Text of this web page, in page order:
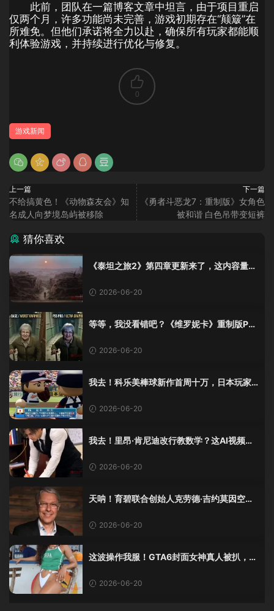
此前，团队在一篇博客文章中坦言，由于项目重启
仅两个月，许多功能尚未完善，游戏初期存在“颠簸”在
所难免。但他们承诺将全力以赴，确保所有玩家都能顺
利体验游戏，并持续进行优化与修复。
0
游戏新闻
上一篇
不给搞黄色！《动物森友会》知
名成人向梦境岛屿被移除
下一篇
《勇者斗恶龙7：重制版》女角色
被和谐 白色吊带变短裤
猜你喜欢
《泰坦之旅2》第四章更新来了，这内容量感
2026-06-20
等等，我没看错吧？《维罗妮卡》重制版PS
2026-06-20
我去！科乐美棒球新作首周十万，日本玩家
2026-06-20
我去！里昂·肯尼迪改行教数学？这AI视频全
2026-06-20
天呐！育碧联合创始人克劳德·吉约莫因空难
2026-06-20
这波操作我服！GTA6封面女神真人被扒，网
2026-06-20